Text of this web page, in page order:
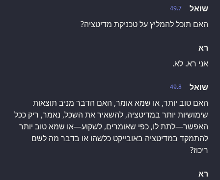
49.7
שואל
האם תוכל להמליץ על טכניקת מדיטציה?
רא
אני רא. לא.
49.8
שואל
האם טוב יותר, או שמא אומר, האם הדבר מניב תוצאות
שימושיות יותר במדיטציה, להשאיר את השכל, נאמר, ריק ככל
האפשר—לתת לו, כפי שאומרים, לשקוע—או שמא טוב יותר
להתמקד במדיטציה באובייקט כלשהו או בדבר מה לשם
ריכוז?
רא